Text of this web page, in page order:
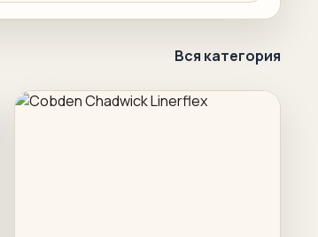
Вся категория